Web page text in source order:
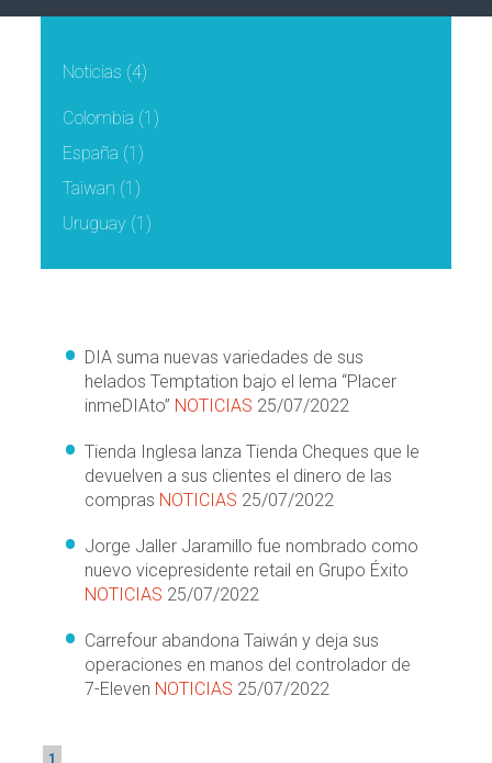
Noticias (4)
Colombia (1)
España (1)
Taiwan (1)
Uruguay (1)
DIA suma nuevas variedades de sus
helados Temptation bajo el lema “Placer
inmeDIAto” NOTICIAS 25/07/2022
Tienda Inglesa lanza Tienda Cheques que le
devuelven a sus clientes el dinero de las
compras NOTICIAS 25/07/2022
Jorge Jaller Jaramillo fue nombrado como
nuevo vicepresidente retail en Grupo Éxito
NOTICIAS 25/07/2022
Carrefour abandona Taiwán y deja sus
operaciones en manos del controlador de
7-Eleven NOTICIAS 25/07/2022
1